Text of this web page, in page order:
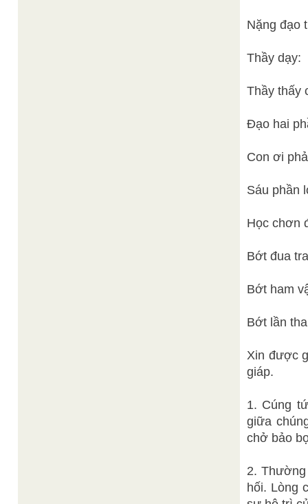
Nặng đạo
Thầy dạy:
Thầy thấy
Đạo hai
Con ơi
Sáu phần
Học chơn
Bớt đua
Bớt ham
Bớt lần
Xin được
giáp.
1. Cúng
giữa
chở bảo
2.
hối. Lòng